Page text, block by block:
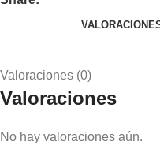
Valoraciones (0)
Valoraciones
No hay valoraciones aún.